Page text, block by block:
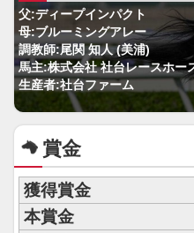
父:ディープインパクト
母:ブルーミングアレー
調教師:尾関 知人 (美浦)
馬主:株式会社 社台レースホー
生産者:社台ファーム
賞金
獲得賞金
本賞金